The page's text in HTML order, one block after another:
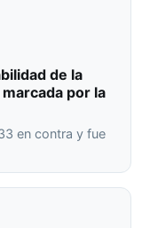
de la
por la
en contra y fue